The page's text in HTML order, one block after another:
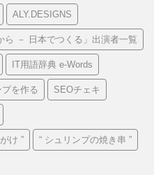
ALY.DESIGNS
ら － 日本でつくる」出演者一覧
IT用語辞典 e-Words
を作る SEOチェキ
け ” “ シュリンプの焼き串 ”